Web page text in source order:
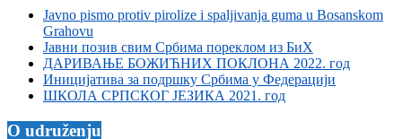
Javno pismo protiv pirolize i spaljivanja guma u Bosanskom
Grahovu
Јавни позив свим Србима пореклом из БиХ
ДАРИВАЊЕ БОЖИЋНИХ ПОКЛОНА 2022. год
Иницијатива за подршку Србима у Федерацији
ШКОЛА СРПСКОГ ЈЕЗИКА 2021. год
O udruženju